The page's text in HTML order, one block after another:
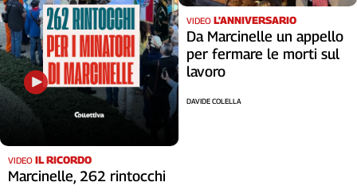
VIDEO IL RICORDO
Marcinelle, 262 rintocchi
VIDEO L'ANNIVERSARIO
Da Marcinelle un appello
per fermare le morti sul
lavoro
DAVIDE COLELLA